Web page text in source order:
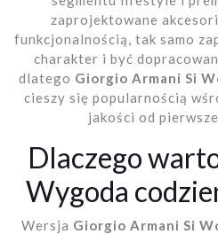
zaprojektowane
funkcjonalnością, tak samo
charakter i być
dlatego Giorgio Armani Si
cieszy się popularnością
jakości od
Dlaczego
Wygoda
Wersja Giorgio Armani Si